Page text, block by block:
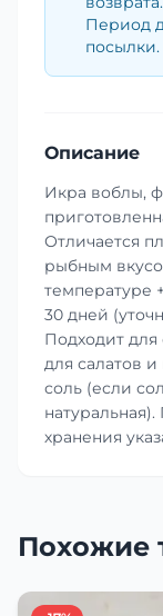
Период
посылки.
Описание
Икра воблы,
Отличается
рыбным
температуре
30 дней
Подходит для
для салатов
соль (если
хранения
Похожие